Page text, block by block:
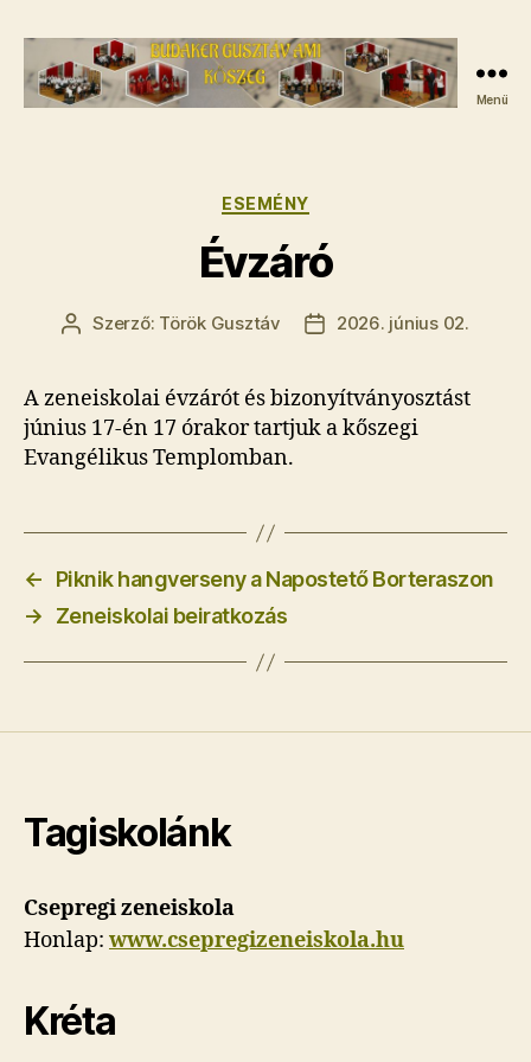
Menü
Kategóriák
ESEMÉNY
Évzáró
Bejegyzés
Szerző: Török Gusztáv
Bejegyzés
2026. június 02.
A zeneiskolai évzárót és bizonyítványosztást
június 17-én 17 órakor tartjuk a kőszegi
Evangélikus Templomban.
←
Piknik hangverseny a Napostető Borteraszon
→
Zeneiskolai beiratkozás
Tagiskolánk
Csepregi zeneiskola
Honlap: www.csepregizeneiskola.hu
Kréta